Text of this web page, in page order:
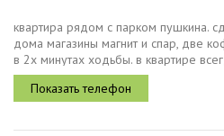
квартира рядом с парком пушкина.
дома магазины магнит и спар, две
в 2х минутах ходьбы. в квартире
два отличных раскладных спальных